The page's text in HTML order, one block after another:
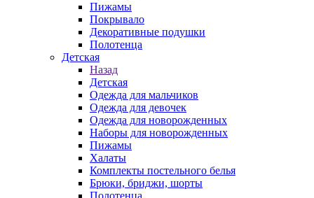
Пижамы
Покрывало
Декоративные подушки
Полотенца
Детская
Назад
Детская
Одежда для мальчиков
Одежда для девочек
Одежда для новорожденных
Наборы для новорожденных
Пижамы
Халаты
Комплекты постельного белья
Брюки, бриджи, шорты
Полотенца